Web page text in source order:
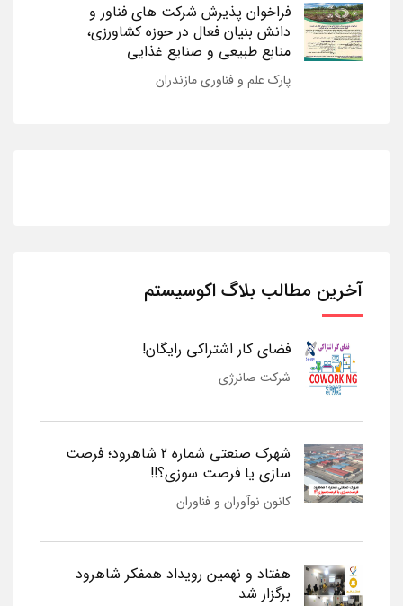
فراخوان پذیرش شرکت های فناور و
دانش بنیان فعال در حوزه کشاورزی،
منابع طبیعی و صنایع غذایی
پارک علم و فناوری مازندران
آخرین مطالب بلاگ اکوسیستم
فضای کار اشتراکی رایگان!
شرکت صانرژی
شهرک صنعتی شماره 2 شاهرود؛ فرصت
سازی یا فرصت سوزی؟!!
کانون نوآوران و فناوران
هفتاد و نهمین رویداد همفکر شاهرود
برگزار شد